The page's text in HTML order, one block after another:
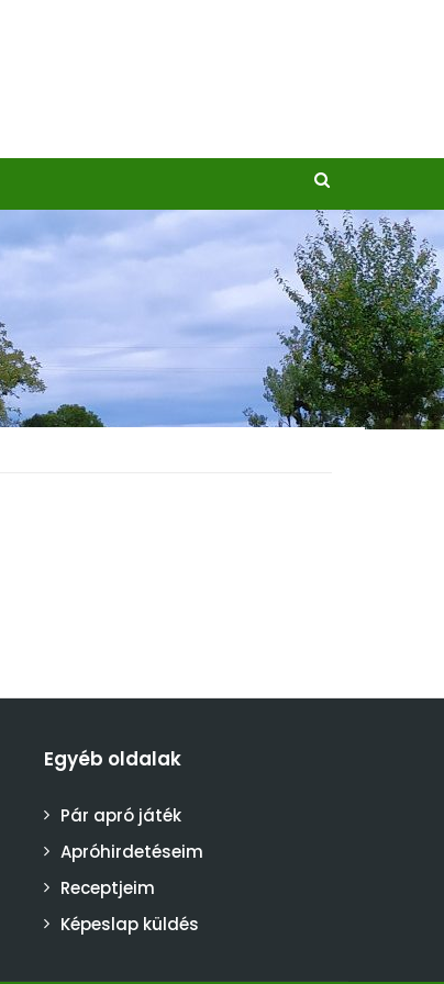
Egyéb oldalak
Pár apró játék
Apróhirdetéseim
Receptjeim
Képeslap küldés